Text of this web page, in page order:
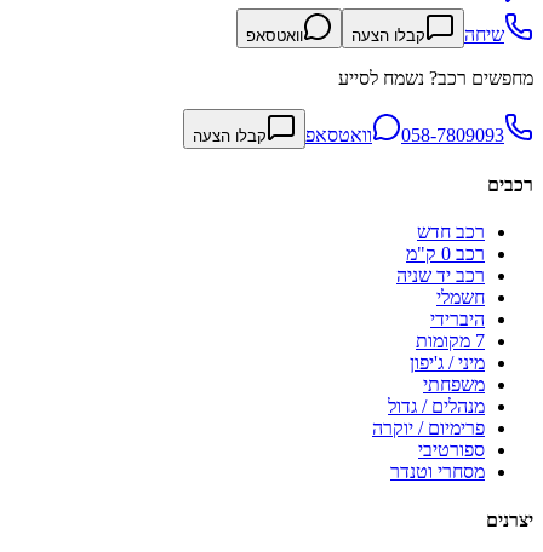
שיחה קבלו הצעה וואטסאפ
מחפשים רכב? נשמח לסייע
058-7809093 וואטסאפ קבלו הצעה
רכבים
רכב חדש
רכב 0 ק"מ
רכב יד שניה
חשמלי
היברידי
7 מקומות
מיני / ג'יפון
משפחתי
מנהלים / גדול
פרימיום / יוקרה
ספורטיבי
מסחרי וטנדר
יצרנים